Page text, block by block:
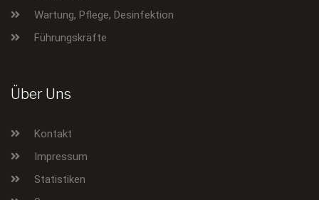
Wartung, Pflege, Desinfektion
Führungskräfte
Über Uns
Kontakt
Impressum
Statistiken